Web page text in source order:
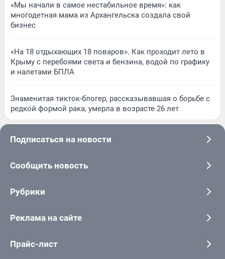
«Мы начали в самое нестабильное время»: как
многодетная мама из Архангельска создала свой
бизнес
«На 18 отдыхающих 18 поваров». Как проходит лето в
Крыму с перебоями света и бензина, водой по графику
и налетами БПЛА
Знаменитая тикток-блогер, рассказывавшая о борьбе с
редкой формой рака, умерла в возрасте 26 лет
Подписаться на новости
Сообщить новость
Рубрики
Реклама на сайте
Прайс-лист